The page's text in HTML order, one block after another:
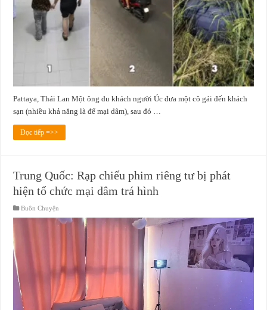
Pattaya, Thái Lan Một ông du khách người Úc đưa một cô gái đến khách
sạn (nhiều khả năng là để mại dâm), sau đó …
Đọc tiếp =>>
Trung Quốc: Rạp chiếu phim riêng tư bị phát
hiện tổ chức mại dâm trá hình
Buôn Chuyện